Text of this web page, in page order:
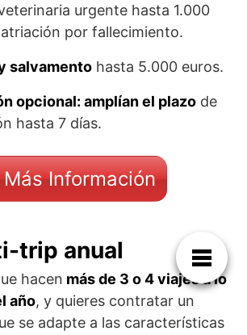
urgente hasta 1.000
por fallecimiento.
salvamento hasta 5.000 euros.
opcional: amplían el plazo de
hasta 7 días.
Más Información
trip anual
hacen más de 3 o 4 viajes a lo
año, y quieres contratar un
se adapte a las características